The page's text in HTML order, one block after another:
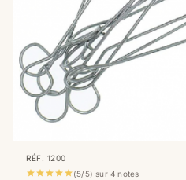
RÉF. 1200
(5/5) sur 4 notes